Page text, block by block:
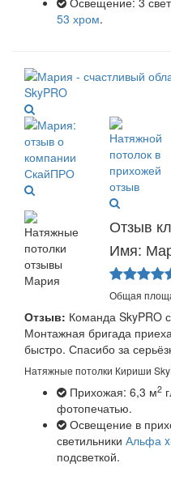
53 хром.
Отзыв
Имя:
Общая
Отзыв: Команда SkyPRO
Монтажная бригада
быстро. Спасибо за
Натяжные потолки Кириши
Прихожая: 6,3 м2
фотопечатью.
Освещение в
светильники Альфа
подсветкой.